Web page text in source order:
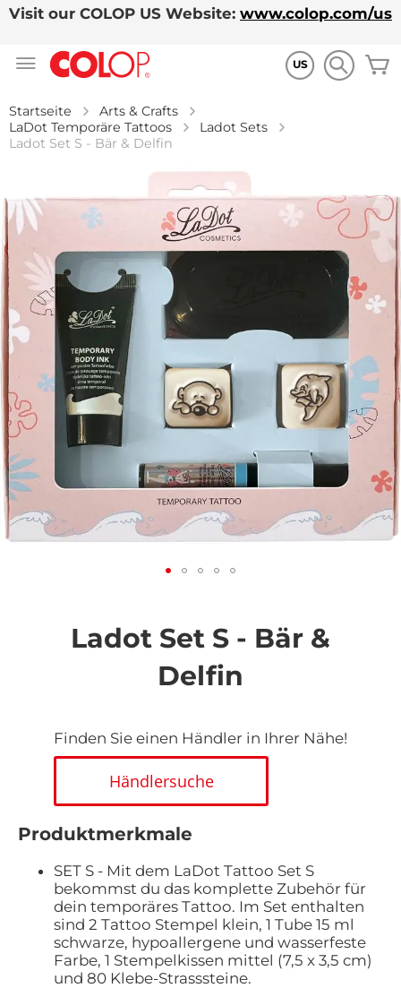
Visit our COLOP US Website: www.colop.com/us
US
Startseite
Arts & Crafts
LaDot Temporäre Tattoos
Ladot Sets
Ladot Set S - Bär & Delfin
der
Bildgalerie
springen
Ladot Set S - Bär &
Delfin
Finden Sie einen Händler in Ihrer Nähe!
Händlersuche
Produktmerkmale
SET S - Mit dem LaDot Tattoo Set S
bekommst du das komplette Zubehör für
dein temporäres Tattoo. Im Set enthalten
sind 2 Tattoo Stempel klein, 1 Tube 15 ml
schwarze, hypoallergene und wasserfeste
Farbe, 1 Stempelkissen mittel (7,5 x 3,5 cm)
und 80 Klebe-Strasssteine.